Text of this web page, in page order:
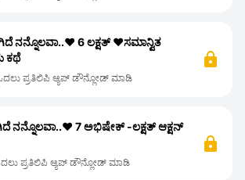
ನನ್ನೊಲವಾ..❤️ 6 ಲಕ್ಷತ್ ❤️ಸಮಾನ್ವಿತ
ಕಥೆ
ಪ್ರತಿಲಿಪಿ ಆ್ಯಪ್ ಡೌನ್ಲೋಡ್ ಮಾಡಿ
ನನ್ನೊಲವಾ..❤️ 7 ಅಭಿಷೇಕ್ -ಲಕ್ಷತ್ ಆಕ್ಷನ್
ಪ್ರತಿಲಿಪಿ ಆ್ಯಪ್ ಡೌನ್ಲೋಡ್ ಮಾಡಿ